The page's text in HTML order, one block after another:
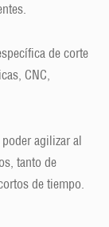
de corte
CNC,
agilizar al
tanto de
de tiempo.